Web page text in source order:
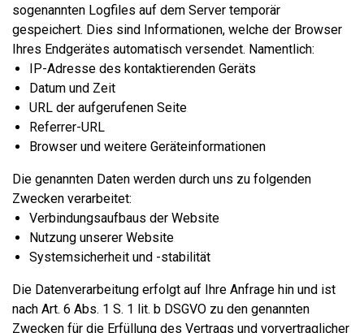
sogenannten Logfiles auf dem Server temporär
gespeichert. Dies sind Informationen, welche der Browser
Ihres Endgerätes automatisch versendet. Namentlich:
IP-Adresse des kontaktierenden Geräts
Datum und Zeit
URL der aufgerufenen Seite
Referrer-URL
Browser und weitere Geräteinformationen
Die genannten Daten werden durch uns zu folgenden
Zwecken verarbeitet:
Verbindungsaufbaus der Website
Nutzung unserer Website
Systemsicherheit und -stabilität
Die Datenverarbeitung erfolgt auf Ihre Anfrage hin und ist
nach Art. 6 Abs. 1 S. 1 lit. b DSGVO zu den genannten
Zwecken für die Erfüllung des Vertrags und vorvertraglicher